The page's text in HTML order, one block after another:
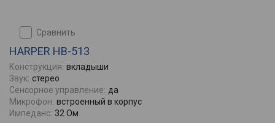
сравнить
HARPER HB-513
Конструкция: вкладыши
Звук: стерео
Сенсорное управление: да
Микрофон: встроенный в корпус
Импеданс: 32 Ом